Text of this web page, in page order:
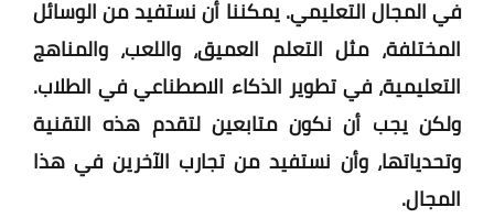
في المجال التعليمي. يمكننا أن نستفيد من الوسائل
المختلفة، مثل التعلم العميق، واللعب، والمناهج
التعليمية، في تطوير الذكاء الاصطناعي في الطلاب.
ولكن يجب أن نكون متابعين لتقدم هذه التقنية
وتحدياتها، وأن نستفيد من تجارب الآخرين في هذا
المجال.